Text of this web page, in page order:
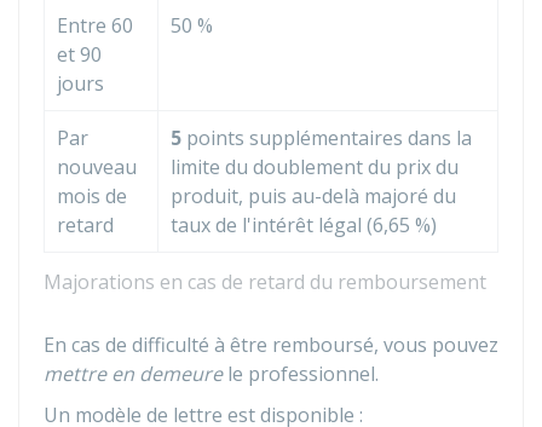
Majorations en cas de retard du remboursement
Entre 60
et 90
jours
50 %
Par
nouveau
mois de
retard
5 points supplémentaires dans la
limite du doublement du prix du
produit, puis au-delà majoré du
taux de l'intérêt légal (6,65 %)
En cas de difficulté à être remboursé, vous pouvez
mettre en demeurele professionnel.
Un modèle de lettre est disponible :